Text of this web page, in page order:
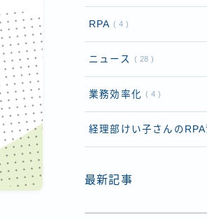
RPA 4
ニュース 28
業務効率化 4
経理部けい子さんの
最新記事